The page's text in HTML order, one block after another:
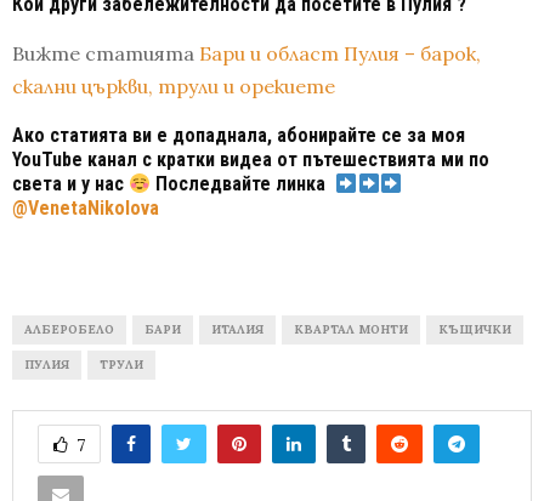
Вижте статията Бари и област Пулия – барок,
скални църкви, трули и орекиете
Ако статията ви е допаднала, абонирайте се за моя
YouTube канал с кратки видеа от пътешествията ми по
света и у нас
Последвайте линка
@VenetaNikolova
АЛБЕРОБЕЛО БАРИ ИТАЛИЯ КВАРТАЛ МОНТИ КЪЩИЧКИ
ПУЛИЯ ТРУЛИ
7